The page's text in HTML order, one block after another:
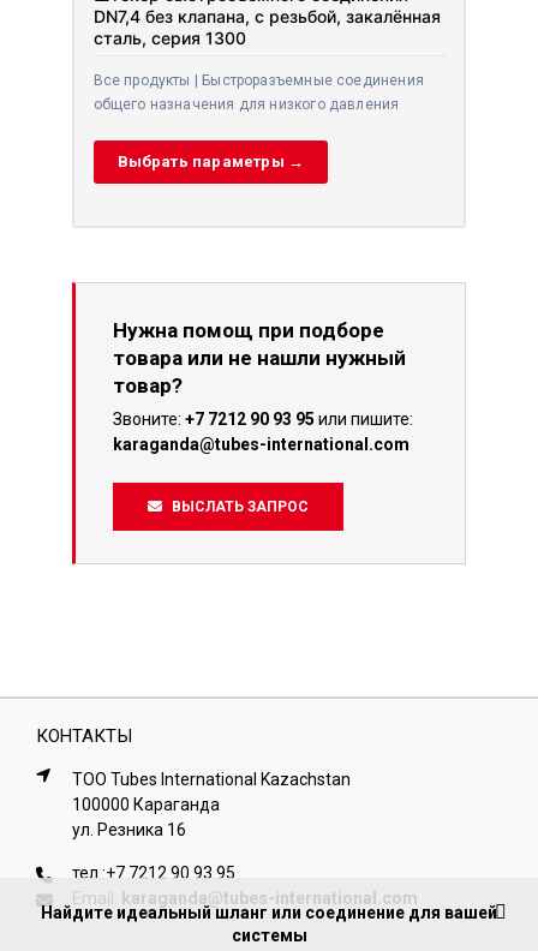
DN7,4 без клапана, с резьбой, закалённая
сталь, серия 1300
Все продукты | Быстроразъемные соединения
общего назначения для низкого давления
Выбрать параметры →
Нужна помощ при подборе
товара или не нашли нужный
товар?
Звоните: +7 7212 90 93 95 или пишите:
karaganda@tubes-international.com
ВЫСЛАТЬ ЗАПРОС
КОНТАКТЫ
ТОО Tubes International Kazachstan
100000 Караганда
ул. Резника 16
тел.:+7 7212 90 93 95
Email: karaganda@tubes-international.com
Найдите идеальный шланг или соединение для вашей
системы